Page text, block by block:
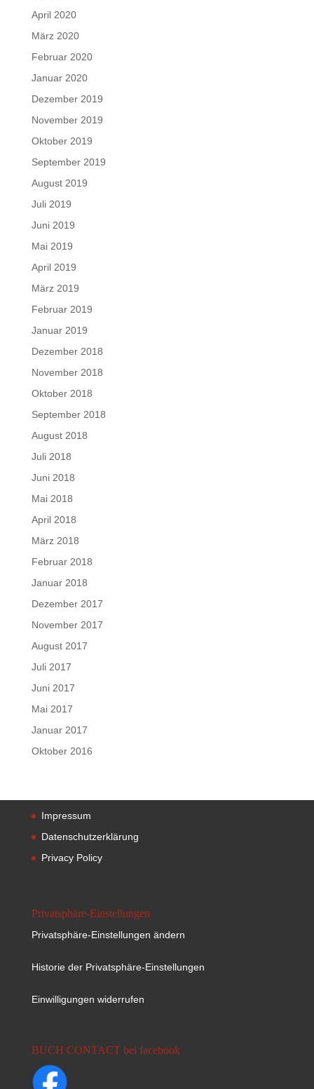
April 2020
März 2020
Februar 2020
Januar 2020
Dezember 2019
November 2019
Oktober 2019
September 2019
August 2019
Juli 2019
Juni 2019
Mai 2019
April 2019
März 2019
Februar 2019
Januar 2019
Dezember 2018
November 2018
Oktober 2018
September 2018
August 2018
Juli 2018
Juni 2018
Mai 2018
April 2018
März 2018
Februar 2018
Januar 2018
Dezember 2017
November 2017
August 2017
Juli 2017
Juni 2017
Mai 2017
Januar 2017
Oktober 2016
Impressum
Datenschutzerklärung
Privacy Policy
Privatsphäre-Einstellungen
Privatsphäre-Einstellungen ändern
Historie der Privatsphäre-Einstellungen
Einwilligungen widerrufen
BUCH CONTACT bei facebook